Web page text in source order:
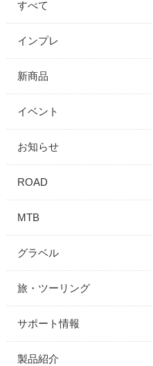
すべて
インプレ
新商品
イベント
お知らせ
ROAD
MTB
グラベル
旅・ツーリング
サポート情報
製品紹介